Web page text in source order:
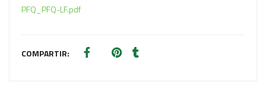
PFQ_PFQ-LF.pdf
COMPARTIR: